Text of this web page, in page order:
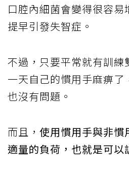
口腔內細菌會變得很容易
提早引發失智症。
不過，只要平常就有訓練
一天自己的慣用手麻痹了
也沒有問題。
而且， 使用慣用手與非慣
適量的負荷，也就是可以